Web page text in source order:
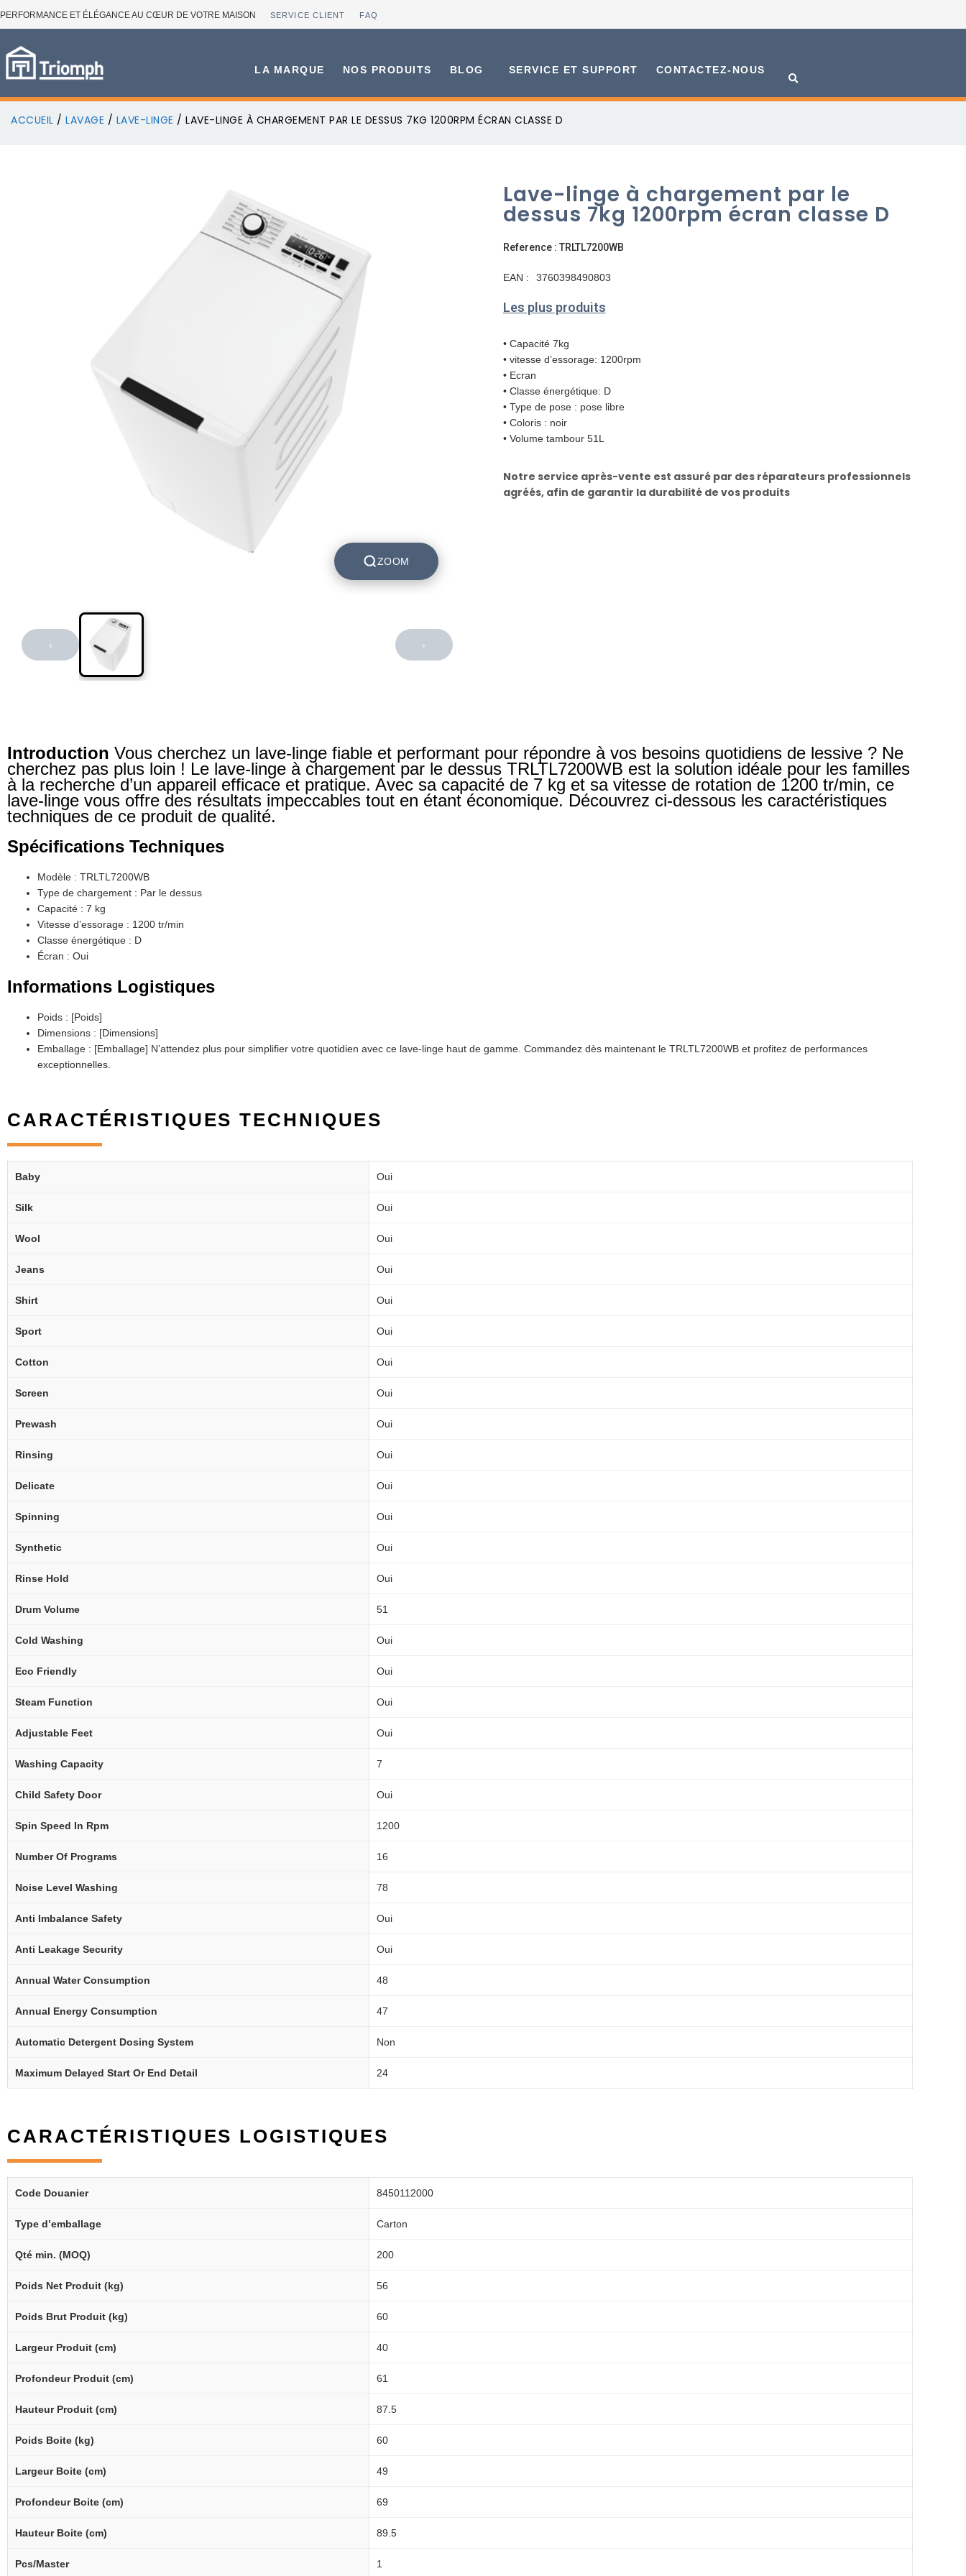
PERFORMANCE ET ÉLÉGANCE AU CŒUR DE VOTRE MAISON SERVICE CLIENT FAQ
LA MARQUE NOS PRODUITS BLOG SERVICE ET SUPPORT CONTACTEZ-NOUS
ACCUEIL / LAVAGE / LAVE-LINGE / LAVE-LINGE À CHARGEMENT PAR LE DESSUS 7KG 1200RPM ÉCRAN CLASSE D
ZOOM
‹ ›
Lave-linge à chargement par le
dessus 7kg 1200rpm écran classe D
Reference : TRLTL7200WB
EAN : 3760398490803
Les plus produits
• Capacité 7kg
• vitesse d’essorage: 1200rpm
• Ecran
• Classe énergétique: D
• Type de pose : pose libre
• Coloris : noir
• Volume tambour 51L
Notre service après-vente est assuré par des réparateurs professionnels
agréés, afin de garantir la durabilité de vos produits
Introduction Vous cherchez un lave-linge fiable et performant pour répondre à vos besoins quotidiens de lessive ? Ne
cherchez pas plus loin ! Le lave-linge à chargement par le dessus TRLTL7200WB est la solution idéale pour les familles
à la recherche d’un appareil efficace et pratique. Avec sa capacité de 7 kg et sa vitesse de rotation de 1200 tr/min, ce
lave-linge vous offre des résultats impeccables tout en étant économique. Découvrez ci-dessous les caractéristiques
techniques de ce produit de qualité.
Spécifications Techniques
Modèle : TRLTL7200WB
Type de chargement : Par le dessus
Capacité : 7 kg
Vitesse d’essorage : 1200 tr/min
Classe énergétique : D
Écran : Oui
Informations Logistiques
Poids : [Poids]
Dimensions : [Dimensions]
Emballage : [Emballage] N’attendez plus pour simplifier votre quotidien avec ce lave-linge haut de gamme. Commandez dès maintenant le TRLTL7200WB et profitez de performances
exceptionnelles.
CARACTÉRISTIQUES TECHNIQUES
Baby Oui
Silk Oui
Wool Oui
Jeans Oui
Shirt Oui
Sport Oui
Cotton Oui
Screen Oui
Prewash Oui
Rinsing Oui
Delicate Oui
Spinning Oui
Synthetic Oui
Rinse Hold Oui
Drum Volume 51
Cold Washing Oui
Eco Friendly Oui
Steam Function Oui
Adjustable Feet Oui
Washing Capacity 7
Child Safety Door Oui
Spin Speed In Rpm 1200
Number Of Programs 16
Noise Level Washing 78
Anti Imbalance Safety Oui
Anti Leakage Security Oui
Annual Water Consumption 48
Annual Energy Consumption 47
Automatic Detergent Dosing System Non
Maximum Delayed Start Or End Detail 24
CARACTÉRISTIQUES LOGISTIQUES
Code Douanier 8450112000
Type d’emballage Carton
Qté min. (MOQ) 200
Poids Net Produit (kg) 56
Poids Brut Produit (kg) 60
Largeur Produit (cm) 40
Profondeur Produit (cm) 61
Hauteur Produit (cm) 87.5
Poids Boite (kg) 60
Largeur Boite (cm) 49
Profondeur Boite (cm) 69
Hauteur Boite (cm) 89.5
Pcs/Master 1